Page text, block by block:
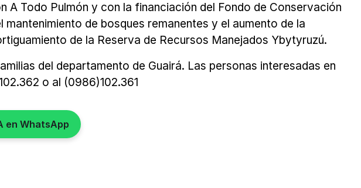
Todo Pulmón y con la financiación del Fondo de Conservación
de bosques remanentes y el aumento de la
de la Reserva de Recursos Manejados Ybytyruzú.
del departamento de Guairá. Las personas interesadas en
o al (0986)102.361
en WhatsApp